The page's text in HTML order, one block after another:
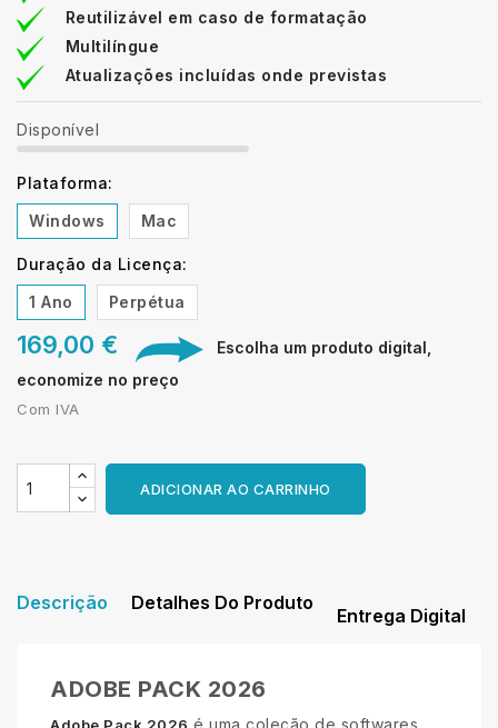
Reutilizável em caso de formatação
Multilíngue
Atualizações incluídas onde previstas
Disponível
Plataforma:
Windows
Mac
Duração da Licença:
1 Ano
Perpétua
169,00 €
Escolha um produto digital,
economize no preço
Com IVA
ADICIONAR AO CARRINHO
Descrição Detalhes Do Produto
Entrega Digital
ADOBE PACK 2026
é uma coleção de softwares